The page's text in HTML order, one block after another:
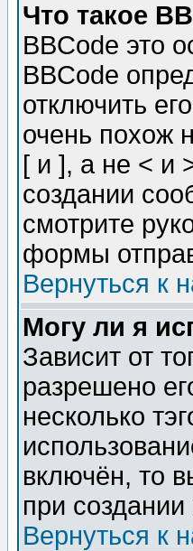
Что такое
BBCode это
BBCode
отключить
очень похож
[ и ], а не < и
создании
смотрите
формы
Вернуться к
Могу ли я
Зависит от
разрешено
несколько
включён, то
при
Вернуться к